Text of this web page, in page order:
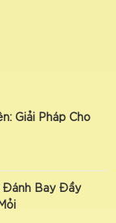
Giải Pháp Cho
Đánh Bay Đầy